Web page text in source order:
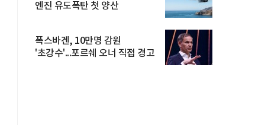
엔진 유도폭탄 첫 양산
폭스바겐, 10만명 감원
'초강수'...포르쉐 오너 직접 경고